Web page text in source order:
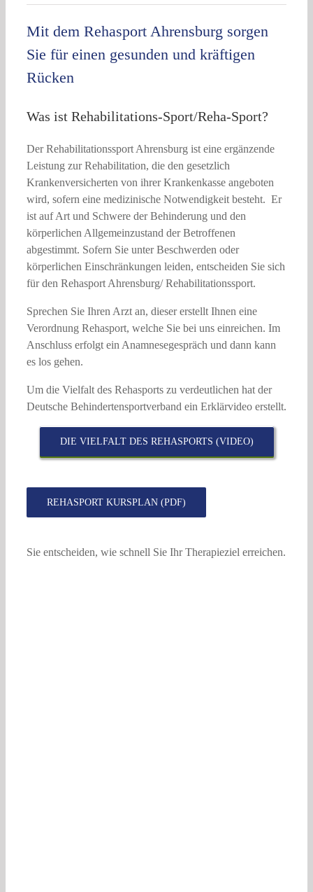
Mit dem Rehasport Ahrensburg sorgen
Sie für einen gesunden und kräftigen
Rücken
Was ist Rehabilitations-Sport/Reha-Sport?
Der Rehabilitationssport Ahrensburg ist eine ergänzende
Leistung zur Rehabilitation, die den gesetzlich
Krankenversicherten von ihrer Krankenkasse angeboten
wird, sofern eine medizinische Notwendigkeit besteht. Er
ist auf Art und Schwere der Behinderung und den
körperlichen Allgemeinzustand der Betroffenen
abgestimmt. Sofern Sie unter Beschwerden oder
körperlichen Einschränkungen leiden, entscheiden Sie sich
für den Rehasport Ahrensburg/ Rehabilitationssport.
Sprechen Sie Ihren Arzt an, dieser erstellt Ihnen eine
Verordnung Rehasport, welche Sie bei uns einreichen. Im
Anschluss erfolgt ein Anamnesegespräch und dann kann
es los gehen.
Um die Vielfalt des Rehasports zu verdeutlichen hat der
Deutsche Behindertensportverband ein Erklärvideo erstellt.
DIE VIELFALT DES REHASPORTS (VIDEO)
REHASPORT KURSPLAN (PDF)
Sie entscheiden, wie schnell Sie Ihr Therapieziel erreichen.